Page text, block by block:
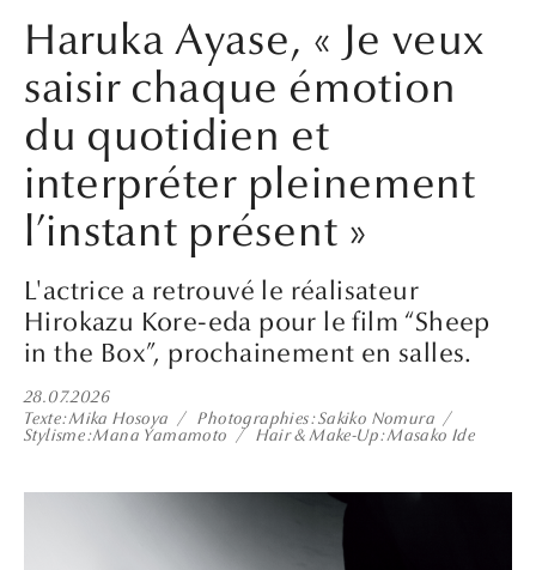
Haruka Ayase, « Je veux
saisir chaque émotion
du quotidien et
interpréter pleinement
l’instant présent »
L'actrice a retrouvé le réalisateur
Hirokazu Kore-eda pour le film “Sheep
in the Box”, prochainement en salles.
28.07.2026
Texte Mika Hosoya Photographies Sakiko Nomura
Stylisme Mana Yamamoto Hair & Make-Up Masako Ide